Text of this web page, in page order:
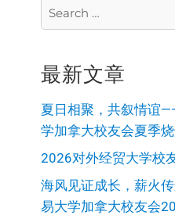
for:
最新文章
夏日相聚，共叙情谊
学加拿大校友会夏季
2026对外经贸大学校
海风见证成长，薪火
易大学加拿大校友会